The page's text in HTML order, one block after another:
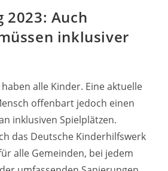
2023: Auch
inklusiver
alle Kinder. Eine aktuelle
offenbart jedoch einen
inklusiven Spielplätzen.
das Deutsche Kinderhilfswerk
alle Gemeinden, bei jedem